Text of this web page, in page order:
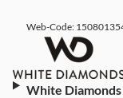
Web-Code:
White